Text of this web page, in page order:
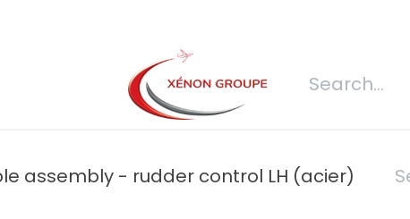
REQUEST FOR QUOTATION Connexion Refection
assembly - rudder control LH (acier)